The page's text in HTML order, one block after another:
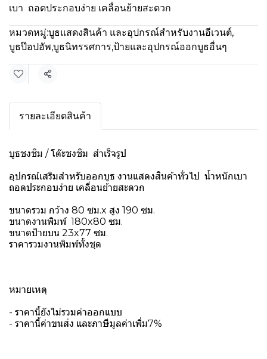
เบา ถอดประกอบง่าย เคลื่อนย้ายสะดวก
หมวดหมู่:บูธแสดงสินค้า และอุปกรณ์สำหรับงานอีเวนต์,
บูธป๊อปอัพ,บูธนิทรรศการ,ป้ายและอุปกรณ์ออกบูธอื่นๆ
แชร์
รายละเอียดสินค้า
บูธชงชิม / โต๊ะชงชิม สำเร็จรูป
อุปกรณ์เสริมสำหรับออกบูธ งานแสดงสินค้าทั่วไป น้ำหนักเบา
ถอดประกอบง่าย เคลื่อนย้ายสะดวก
ขนาดรวม กว้าง 80 ซม.x สูง 190 ซม.
ขนาดงานพิมพ์ 180x80 ซม.
ขนาดป้ายบน 23x77 ซม.
ราคารวมงานพิมพ์ทั้งชุด
หมายเหตุ
- ราคานี้ยังไม่รวมค่าออกแบบ
- ราคานี้ค่าขนส่ง และภาษีมูลค่าเพิ่ม7%